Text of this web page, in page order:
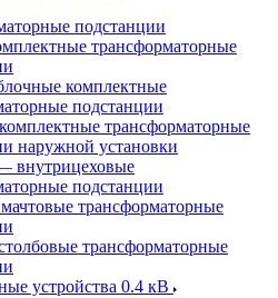
подстанции
трансформаторные
комплектные
подстанции
трансформаторные
наружной установки
подстанции
трансформаторные
трансформаторные
устройства 0.4 кВ